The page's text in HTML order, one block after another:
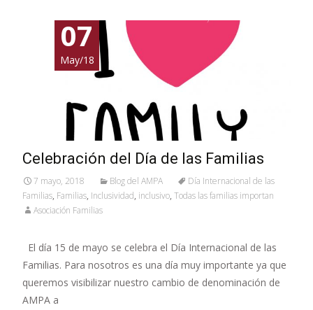
07
May/18
Celebración del Día de las Familias
7 mayo, 2018 Blog del AMPA
Día Internacional de las
Familias, Familias, Inclusividad, inclusivo, Todas las familias importan
Asociación Familias
El día 15 de mayo se celebra el Día Internacional de las
Familias. Para nosotros es una día muy importante ya que
queremos visibilizar nuestro cambio de denominación de
AMPA a